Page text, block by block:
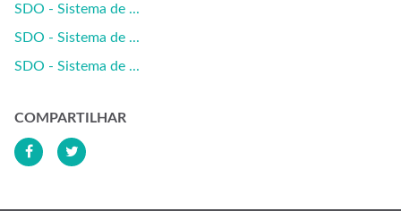
SDO - Sistema de ...
SDO - Sistema de ...
SDO - Sistema de ...
COMPARTILHAR